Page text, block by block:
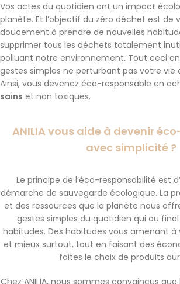
Vos actes du quotidien ont un impact
planète. Et l’objectif du zéro déchet est de
doucement à prendre de nouvelles
supprimer tous les déchets totalement
polluant notre environnement. Tout ceci
gestes simples ne perturbant pas votre vie
Ainsi, vous devenez éco-responsable en
sains et non toxiques.
ANILIA vous aide à devenir
avec simplicité ?
Le principe de l’éco-responsabilité est
démarche de sauvegarde écologique. La
et des ressources que la planète nous
gestes simples du quotidien qui au
habitudes. Des habitudes vous amenant
et mieux surtout, tout en faisant des
faites le choix de produits
Chez ANILIA, nous sommes convaincus